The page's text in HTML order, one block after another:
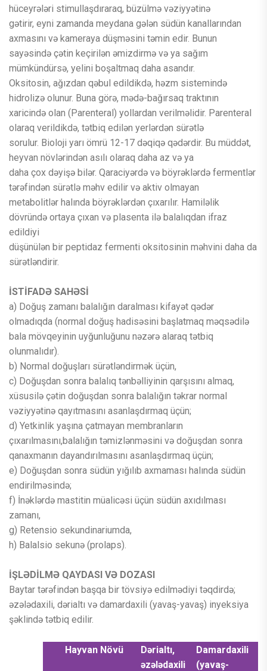
hüceyrələri stimullaşdıraraq, büzülmə vəziyyətinə
gətirir, eyni zamanda meydana gələn südün kanallarından
axmasını və kameraya düşməsini təmin edir. Bunun
sayəsində çətin keçirilən əmizdirmə və ya sağım
mümkündürsə, yelini boşaltmaq daha asandır.
Oksitosin, ağızdan qəbul edildikdə, həzm sistemində
hidrolizə olunur. Buna görə, mədə-bağırsaq traktının
xaricində olan (Parenteral) yollardan verilməlidir. Parenteral
olaraq verildikdə, tətbiq edilən yerlərdən sürətlə
sorulur. Bioloji yarı ömrü 12-17 dəqiqə qədərdir. Bu müddət,
heyvan növlərindən asılı olaraq daha az və ya
daha çox dəyişə bilər. Qaraciyərdə və böyrəklərdə fermentlər
tərəfindən sürətlə məhv edilir və aktiv olmayan
metabolitlər halında böyrəklərdən çıxarılır. Hamiləlik
dövründə ortaya çıxan və plasenta ilə balalıqdan ifraz
edildiyi
düşünülən bir peptidaz fermenti oksitosinin məhvini daha da
sürətləndirir.
İSTİFADƏ SAHƏSİ
a) Doğuş zamanı balalığın daralması kifayət qədər
olmadıqda (normal doğuş hadisəsini başlatmaq məqsədilə
bala mövqeyinin uyğunluğunu nəzərə alaraq tətbiq
olunmalıdır).
b) Normal doğuşları sürətləndirmək üçün,
c) Doğuşdan sonra balalıq tənbəlliyinin qarşısını almaq,
xüsusilə çətin doğuşdan sonra balalığın təkrar normal
vəziyyətinə qayıtmasını asanlaşdırmaq üçün;
d) Yetkinlik yaşına çatmayan membranların
çıxarılmasını,balalığın təmizlənməsini və doğuşdan sonra
qanaxmanın dayandırılmasını asanlaşdırmaq üçün;
e) Doğuşdan sonra südün yığılıb axmaması halında südün
endirilməsində;
f) İnəklərdə mastitin müalicəsi üçün südün axıdılması
zamanı,
g) Retensio sekundinariumda,
h) Balalsio sekunə (prolaps).
İŞLƏDİLMƏ QAYDASI VƏ DOZASI
Baytar tərəfindən başqa bir tövsiyə edilmədiyi təqdirdə;
əzələdaxili, dərialtı və damardaxili (yavaş-yavaş) inyeksiya
şəklində tətbiq edilir.
Hayvan Növü
Dərialtı,
əzələdaxili
Damardaxili
(yavaş-